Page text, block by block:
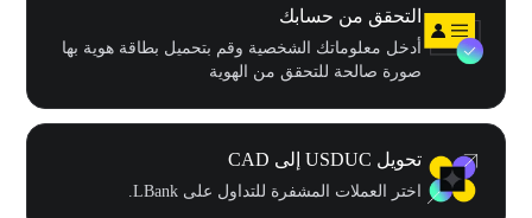
التحقق من حسابك
أدخل معلوماتك الشخصية وقم بتحميل بطاقة هوية بها
صورة صالحة للتحقق من الهوية
تحويل USDUC إلى CAD
اختر العملات المشفرة للتداول على LBank.